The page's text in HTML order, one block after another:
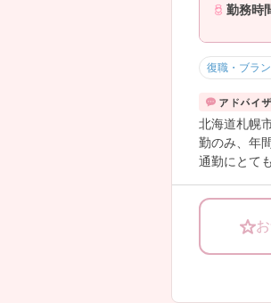
勤務時
復職・ブラ
北海道札幌
勤のみ、年
通勤にとて